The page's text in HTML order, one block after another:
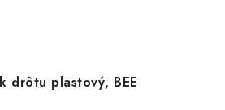
drôtu plastový, BEE